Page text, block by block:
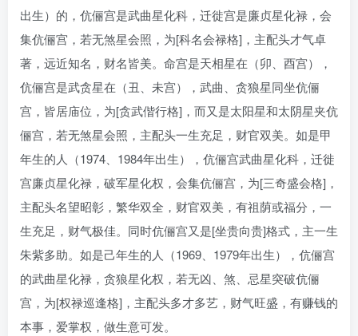
出生）的，伉俪宫是武曲星化科，迁徙宫是廉贞星化禄，会
集伉俪宫，若无煞星会照，为[科名会禄格]，主配头才气卓
著，远近知名，财名皆美。命宫是天相星在（卯、酉宫），
伉俪宫是武贪星在（丑、未宫），武曲、贪狼星同坐伉俪
宫，皆居庙位，为[贪武偕行格]，而又是太阳星和太阴星夹伉
俪宫，若无煞星会照，主配头一生充足，财官双美。如是甲
年生的人（1974、1984年出生），伉俪宫武曲星化科，迁徙
宫廉贞星化禄，破军星化权，会集伉俪宫，为[三奇盛会格]，
主配头名望昭彰，繁华双全，财官双美，有祖荫或福分，一
生充足，财气极佳。同时伉俪宫又是[坐贵向贵]格式，主一生
朱紫多助。如是己年生的人（1969、1979年出生），伉俪宫
的武曲星化禄，贪狼星化权，若无凶、煞、忌星突破伉俪
宫，为[权禄巡逢格]，主配头多才多艺，财气旺盛，有赚钱的
本事，爱掌权，做生意可发。